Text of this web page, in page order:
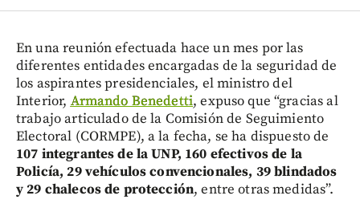
En una reunión efectuada hace un mes por las
diferentes entidades encargadas de la seguridad de
los aspirantes presidenciales, el ministro del
Interior, Armando Benedetti, expuso que “gracias al
trabajo articulado de la Comisión de Seguimiento
Electoral (CORMPE), a la fecha, se ha dispuesto de
107 integrantes de la UNP, 160 efectivos de la
Policía, 29 vehículos convencionales, 39 blindados
y 29 chalecos de protección, entre otras medidas”.